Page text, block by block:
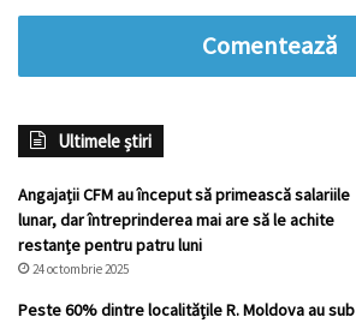
Comentează
Ultimele știri
Angajații CFM au început să primească salariile
lunar, dar întreprinderea mai are să le achite
restanțe pentru patru luni
24 octombrie 2025
Peste 60% dintre localitățile R. Moldova au sub